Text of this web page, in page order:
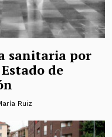
sanitaria por
de
Ruiz